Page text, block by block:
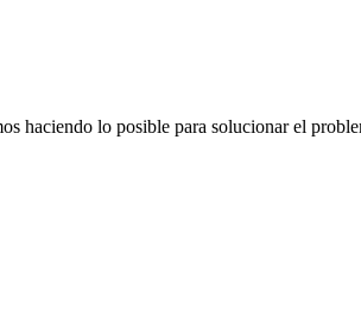
haciendo lo posible para solucionar el